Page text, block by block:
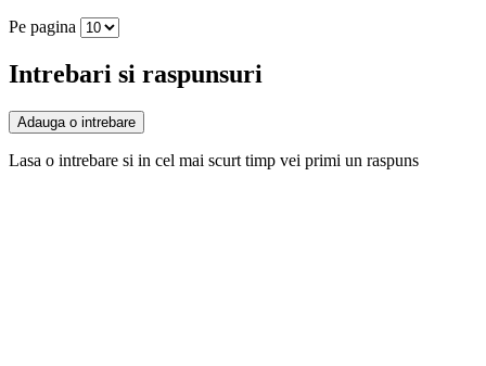
Pe pagina
Intrebari si raspunsuri
Adauga o intrebare
Lasa o intrebare si in cel mai scurt timp vei primi un raspuns